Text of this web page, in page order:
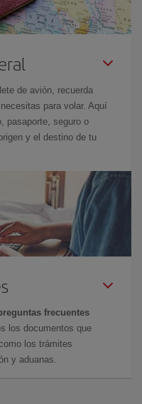
de avión, recuerda
para volar. Aquí
pasaporte, seguro o
y el destino de tu
frecuentes
los documentos que
los trámites
y aduanas.